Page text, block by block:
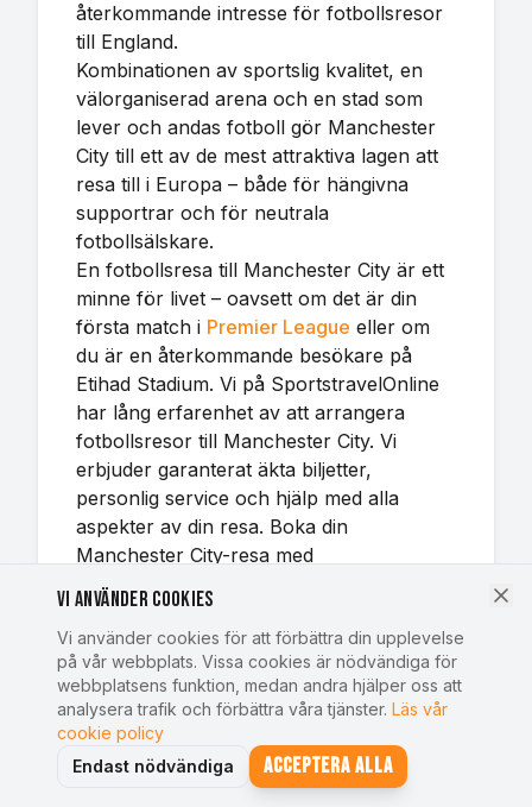
återkommande intresse för fotbollsresor
till England.
Kombinationen av sportslig kvalitet, en
välorganiserad arena och en stad som
lever och andas fotboll gör Manchester
City till ett av de mest attraktiva lagen att
resa till i Europa – både för hängivna
supportrar och för neutrala
fotbollsälskare.
En fotbollsresa till Manchester City är ett
minne för livet – oavsett om det är din
första match i Premier League eller om
du är en återkommande besökare på
Etihad Stadium. Vi på SportstravelOnline
har lång erfarenhet av att arrangera
fotbollsresor till Manchester City. Vi
erbjuder garanterat äkta biljetter,
personlig service och hjälp med alla
aspekter av din resa. Boka din
Manchester City-resa med
SportstravelOnline redan idag och upplev
Premier League-fotboll live på Etihad
Stadium.
Vi använder cookies
Vi använder cookies för att förbättra din upplevelse
på vår webbplats. Vissa cookies är nödvändiga för
webbplatsens funktion, medan andra hjälper oss att
analysera trafik och förbättra våra tjänster. Läs vår
cookie policy
Endast nödvändiga
Acceptera alla